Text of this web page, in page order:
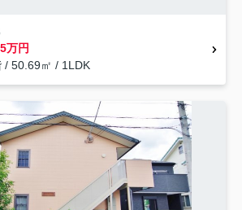
万円
/ 50.69㎡ / 1LDK